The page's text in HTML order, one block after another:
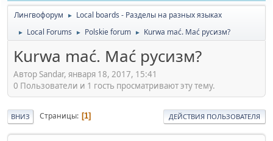
Лингвофорум ► Local boards - Разделы на разных языках
► Local Forums ► Polskie forum ► Kurwa mać. Mać русизм?
Kurwa mać. Mać русизм?
Автор Sandar, января 18, 2017, 15:41
0 Пользователи и 1 гость просматривают эту тему.
ВНИЗ Страницы 1 ДЕЙСТВИЯ ПОЛЬЗОВАТЕЛЯ